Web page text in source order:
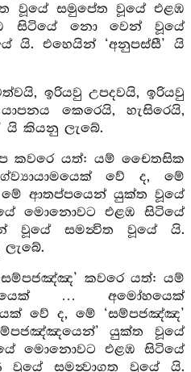
වූයේ සමුපේත වූයේ එළඹ
සිටියේ නො වෙන් වූයේ
යි. එහෙයින් ‘අනුපස්සී’ යි
ඉරියවු උපදවයි, ඉරියවු
කෙරෙයි, හැසිරෙයි,
යි කියනු ලැබේ.
කවරෙ යත්: යම් චෛතසික
වේ ද, මේ
මේ ආතප්පයෙන් යුක්ත වූයේ
මොනොවට එළඹ සිටියේ
වූයේ සමන්‍විත වූයේ යි.
කවරෙ යත්: යම්
… අමෝහයෙක්
වේ ද, මේ ‘සම්පජඤ්ඤ’
යුක්ත වූයේ
මොනොවට එළඹ සිටියේ
සමන්‍වාගත වූයේ යි.